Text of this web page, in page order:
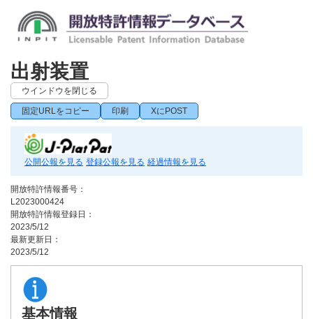
出射装置
ウインドウを閉じる
固定URLをコピー 印刷 XにPOST
公開公報を見る 登録公報を見る 経過情報を見る
開放特許情報番号：
L2023000424
開放特許情報登録日：
2023/5/12
最新更新日：
2023/5/12
基本情報